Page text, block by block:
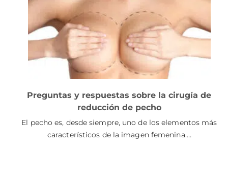
Preguntas y respuestas sobre la cirugía de
reducción de pecho
El pecho es, desde siempre, uno de los elementos más
característicos de la imagen femenina.…